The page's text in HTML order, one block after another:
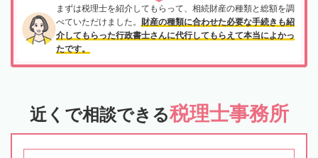
まずは税理士を紹介してもらって、相続財産の種類と総額を調
べていただけました。 財産の種類に合わせた必要な手続きも紹
介してもらった行政書士さんに代行してもらえて本当によかっ
たです。
近くで相談できる税理士事務所